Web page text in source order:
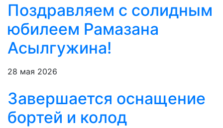
Поздравляем с солидным
юбилеем Рамазана
Асылгужина!
28 мая 2026
Завершается оснащение
бортей и колод